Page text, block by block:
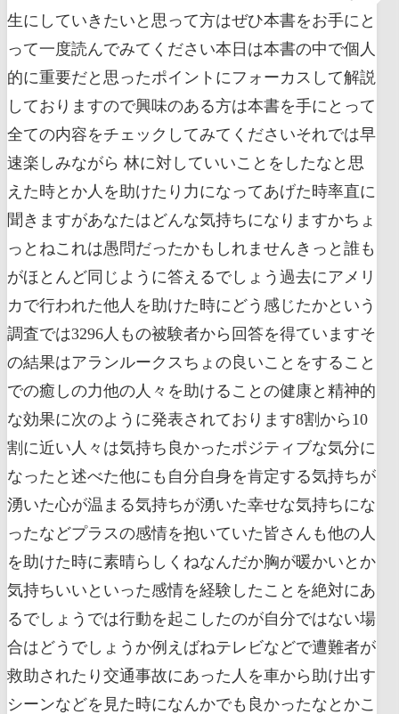
生にしていきたいと思って方はぜひ本書をお手にと
って一度読んでみてください本日は本書の中で個人
的に重要だと思ったポイントにフォーカスして解説
しておりますので興味のある方は本書を手にとって
全ての内容をチェックしてみてくださいそれでは早
速楽しみながら 林に対していいことをしたなと思
えた時とか人を助けたり力になってあげた時率直に
聞きますがあなたはどんな気持ちになりますかちょ
っとねこれは愚問だったかもしれませんきっと誰も
がほとんど同じように答えるでしょう過去にアメリ
カで行われた他人を助けた時にどう感じたかという
調査では3296人もの被験者から回答を得ていますそ
の結果はアランルークスちょの良いことをすること
での癒しの力他の人々を助けることの健康と精神的
な効果に次のように発表されております8割から10
割に近い人々は気持ち良かったポジティブな気分に
なったと述べた他にも自分自身を肯定する気持ちが
湧いた心が温まる気持ちが湧いた幸せな気持ちにな
ったなどプラスの感情を抱いていた皆さんも他の人
を助けた時に素晴らしくねなんだか胸が暖かいとか
気持ちいいといった感情を経験したことを絶対にあ
るでしょうでは行動を起こしたのが自分ではない場
合はどうでしょうか例えばねテレビなどで遭難者が
救助されたり交通事故にあった人を車から助け出す
シーンなどを見た時になんかでも良かったなとかこ